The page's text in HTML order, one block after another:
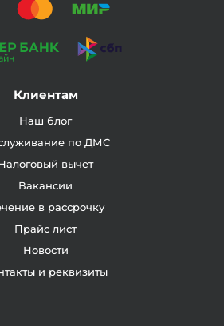
Клиентам
Наш блог
по ДМС
вычет
Вакансии
в рассрочку
Прайс лист
Новости
и реквизиты